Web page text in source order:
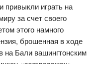
играть на
за счет своего
этого намного
брошенная в ходе
на Бали вашингтонским